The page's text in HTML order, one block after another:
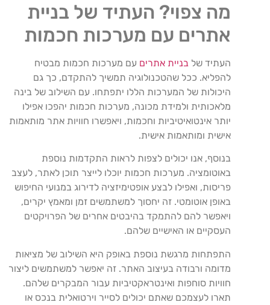
מה צפוי? העתיד של בניית
אתרים עם מערכות חכמות
העתיד של בניית אתרים עם מערכות חכמות מבטיח
להפליא. ככל שהטכנולוגיה תמשיך להתקדם, כך גם
היכולות של המערכות הללו יתפתחו. עם השילוב של בינה
מלאכותית ולמידת מכונה, מערכות חכמות יהפכו אפילו
יותר אינטואיטיביות וחכמות, ויאפשרו חוויות אתר מותאמות
אישית ומותאמות אישית.
בנוסף, אנו יכולים לצפות לראות התקדמות נוספת
באוטומציה. מערכות חכמות יוכלו לייצר תוכן לאתר, לעצב
פריסות, ואפילו לבצע אופטימיזציה לדירוג במנועי החיפוש
באופן אוטומטי. זה יחסוך למשתמשים זמן ומאמץ יקרים,
ויאפשר להם להתמקד בהיבטים אחרים של הפרויקטים
העסקיים או האישיים שלהם.
התפתחות מרגשת נוספת באופק היא השילוב של מציאות
מדומה ורבודה בעיצוב האתר. זה יאפשר למשתמשים ליצור
חוויות סוחפות ואינטראקטיביות עבור המבקרים שלהם.
תארו לעצמכם שאתם יכולים לסייר וירטואלית בנכס או